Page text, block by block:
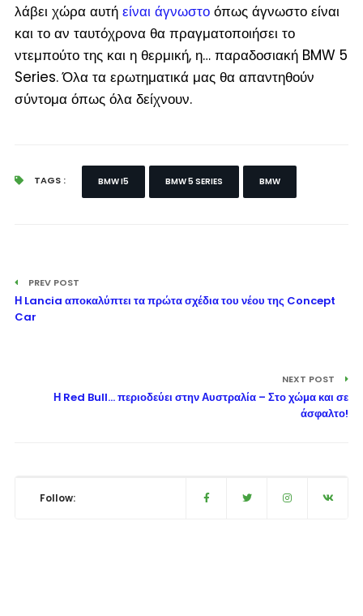
λάβει χώρα αυτή είναι άγνωστοόπως άγνωστο είναι
και το αν ταυτόχρονα θα πραγματοποιήσει το
ντεμπούτο της και η θερμική, η… παραδοσιακή BMW 5
Series. Όλα τα ερωτηματικά μας θα απαντηθούν
σύντομα όπως όλα δείχνουν.
TAGS : BMW I5 BMW 5 SERIES BMW
PREV POST
Η Lancia αποκαλύπτει τα πρώτα σχέδια του νέου της Concept
Car
NEXT POST
Η Red Bull… περιοδεύει στην Αυστραλία – Στο χώμα και σε
άσφαλτο!
Follow: